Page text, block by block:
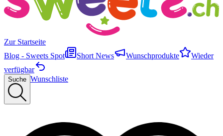
Zur Startseite
Blog - Sweets Spot
Short News Wunschprodukte
Wieder
verfügbar
Suche Wunschliste